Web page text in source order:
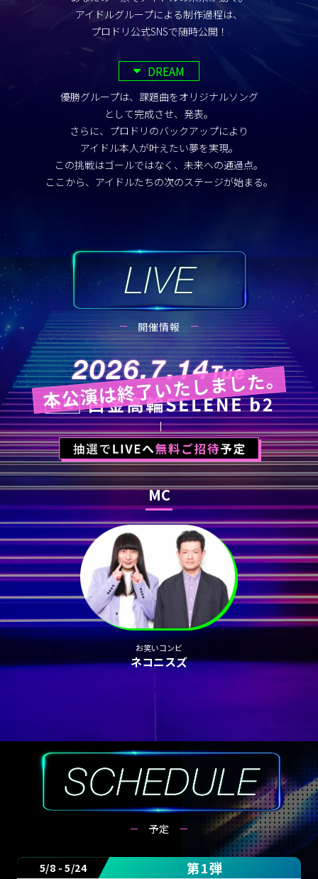
アイドルグループによる制作過程は、
プロドリ公式SNSで随時公開！
DREAM
優勝グループは、課題曲をオリジナルソング
として完成させ、発表。
さらに、プロドリのバックアップにより
アイドル本人が叶えたい夢を実現。
この挑戦はゴールではなく、未来への通過点。
ここから、アイドルたちの次のステージが始まる。
開催情報
MC
お笑いコンビ
ネコニスズ
予定
5/8 - 5/24 第1弾